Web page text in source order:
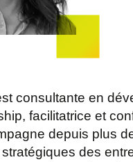
consultante en
facilitatrice et
depuis plus
des